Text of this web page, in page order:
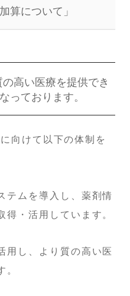
算について」
高い医療を提供でき
っております。
向けて以下の体制を
テムを導入し、薬剤情
・活用しています。
用し、より質の高い医